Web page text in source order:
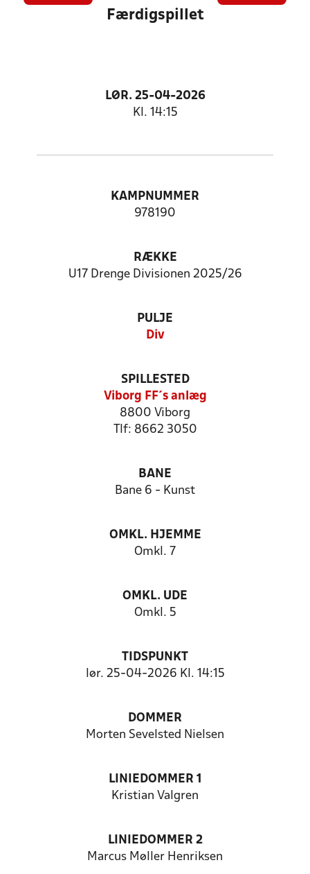
Færdigspillet
LØR. 25-04-2026
Kl. 14:15
KAMPNUMMER
978190
RÆKKE
U17 Drenge Divisionen 2025/26
PULJE
Div
SPILLESTED
Viborg FF´s anlæg
8800 Viborg
Tlf: 8662 3050
BANE
Bane 6 - Kunst
OMKL. HJEMME
Omkl. 7
OMKL. UDE
Omkl. 5
TIDSPUNKT
lør. 25-04-2026 Kl. 14:15
DOMMER
Morten Sevelsted Nielsen
LINIEDOMMER 1
Kristian Valgren
LINIEDOMMER 2
Marcus Møller Henriksen